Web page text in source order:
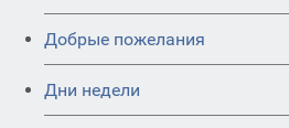
Добрые пожелания
Дни недели